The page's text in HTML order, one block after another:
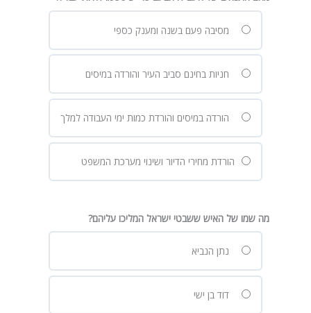
מסיבה פעם בשנה ומענק כספי
חניות בחינם סביב העיר והורדה במיסים
הורדה במיסים והורדת כמות ימי העבודה למלך
הורדת מחירי הדיור ושינוי מערכת המשפט
מה שמו של האיש ששבטי ישראל המליכו עליהם?
נתן הנביא
דוד בן ישי